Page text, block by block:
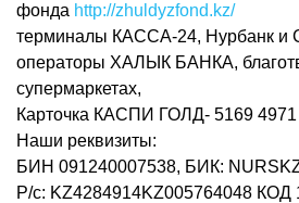
фонда http://zhuldyzfond.kz/
терминалы КАССА-24, Нурбанк и
операторы ХАЛЫК БАНКА,
супермаркетах,
Карточка КАСПИ ГОЛД- 5169 4971
Наши реквизиты:
БИН 091240007538, БИК:
Р/с: KZ4284914KZ005764048 КОД